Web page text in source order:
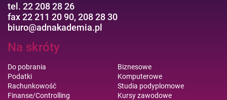
tel. 22 208 28 26
fax 22 211 20 90, 208 28 30
biuro@adnakademia.pl
Na skróty
Do pobrania
Podatki
Rachunkowość
Finanse/Controlling
Biznesowe
Komputerowe
Studia podyplomowe
Kursy zawodowe